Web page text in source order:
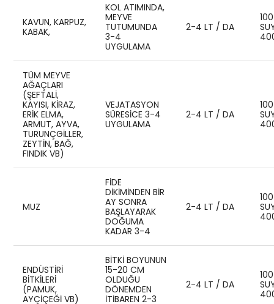
KAVUN, KARPUZ,
KABAK,
KOL ATIMINDA,
MEYVE
TUTUMUNDA
3-4
UYGULAMA
2-4 LT / DA
TÜM MEYVE
AĞAÇLARI
(ŞEFTALI,
KAYISI, KIRAZ,
ERIK ELMA,
ARMUT, AYVA,
TURUNÇGILLER,
ZEYTIN, BAĞ,
FINDIK VB)
VEJATASYON
SÜRESICE 3-4
UYGULAMA
2-4 LT / DA
MUZ
FIDE
DIKIMINDEN BIR
AY SONRA
BAŞLAYARAK
DOĞUMA
KADAR 3-4
2-4 LT / DA
ENDÜSTİRİ
BİTKİLERİ
(PAMUK,
AYÇIÇEĞI VB)
BITKI BOYUNUN
15-20 CM
OLDUĞU
DÖNEMDEN
ITIBAREN 2-3
2-4 LT / DA